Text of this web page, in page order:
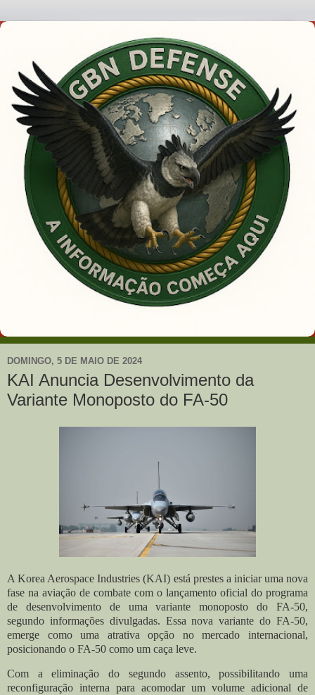
DOMINGO, 5 DE MAIO DE 2024
KAI Anuncia Desenvolvimento da
Variante Monoposto do FA-50
A Korea Aerospace Industries (KAI) está prestes a iniciar uma nova
fase na aviação de combate com o lançamento oficial do programa
de desenvolvimento de uma variante monoposto do FA-50,
segundo informações divulgadas. Essa nova variante do FA-50,
emerge como uma atrativa opção no mercado internacional,
posicionando o FA-50 como um caça leve.
Com a eliminação do segundo assento, possibilitando uma
reconfiguração interna para acomodar um volume adicional de